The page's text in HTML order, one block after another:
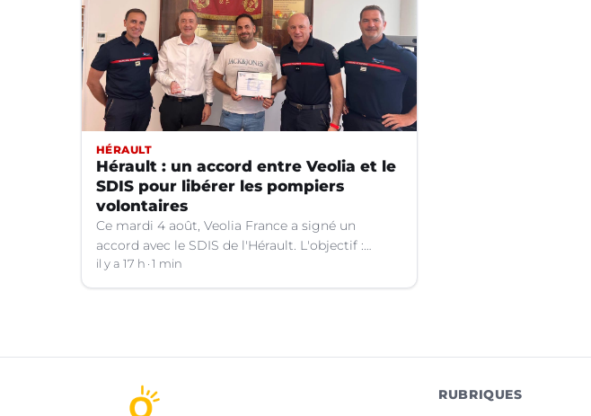
HÉRAULT
Hérault : un accord entre Veolia et le
SDIS pour libérer les pompiers
volontaires
Ce mardi 4 août, Veolia France a signé un
accord avec le SDIS de l'Hérault. L'objectif :
faciliter la disponibilité des salariés de
l'entreprise engagés en qualité de sapeurs-
il y a 17 h 1 min
RUBRIQUES